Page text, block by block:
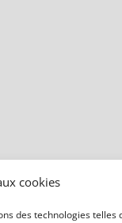
cookies
des technologies telles